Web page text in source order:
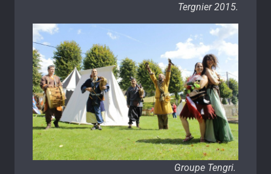
Tergnier 2015.
Groupe Tengri.